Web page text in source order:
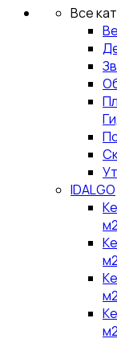
Все
IDALGO